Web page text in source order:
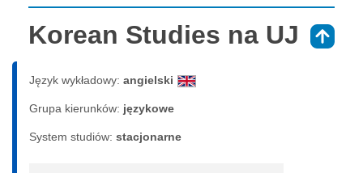
Korean Studies na UJ
Język wykładowy: angielski
Grupa kierunków: językowe
System studiów: sta­cjo­nar­ne